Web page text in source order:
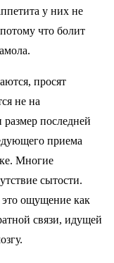
у них не
что болит
просят
не на
последней
приема
Многие
сытости.
ощущение как
связи, идущей